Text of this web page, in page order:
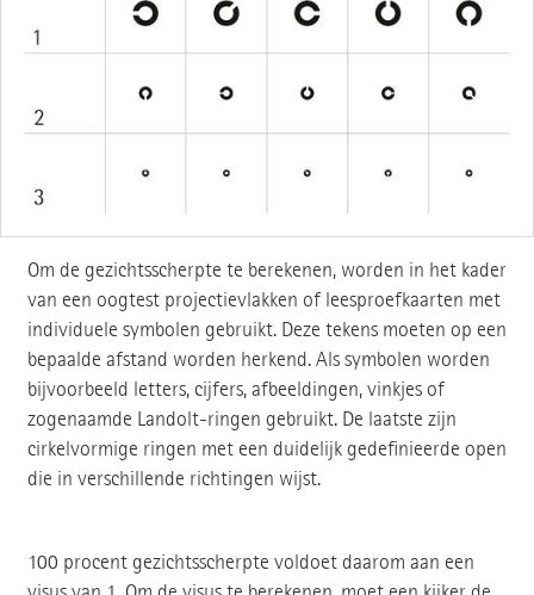
Om de gezichtsscherpte te berekenen, worden in het kader
van een oogtest projectievlakken of leesproefkaarten met
individuele symbolen gebruikt. Deze tekens moeten op een
bepaalde afstand worden herkend. Als symbolen worden
bijvoorbeeld letters, cijfers, afbeeldingen, vinkjes of
zogenaamde Landolt-ringen gebruikt. De laatste zijn
cirkelvormige ringen met een duidelijk gedefinieerde open
die in verschillende richtingen wijst.
100 procent gezichtsscherpte voldoet daarom aan een